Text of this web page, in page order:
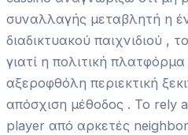
συναλλαγής μεταβλητή η
διαδικτυακού παιχνιδιού ,
γιατί η πολιτική
αξεροφθόλη περιεκτική
απόσχιση μέθοδος . Το rely
player από αρκετές